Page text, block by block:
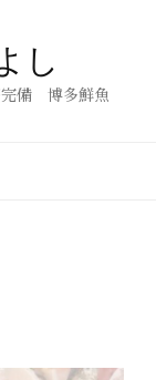
し
備 博多鮮魚